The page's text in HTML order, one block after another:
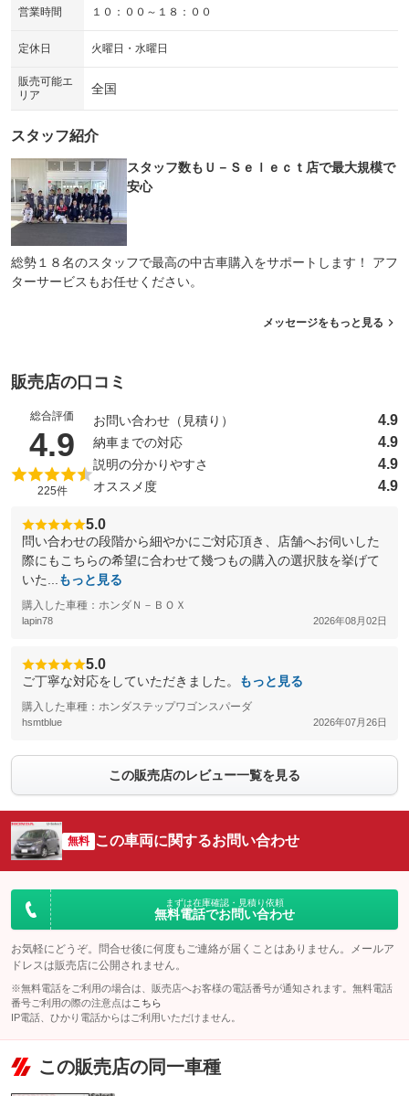
営業時間 １０：００～１８：００
定休日 火曜日・水曜日
販売可能エ
リア
全国
スタッフ紹介
スタッフ数もＵ－Ｓｅｌｅｃｔ店で最大規模で
安心
総勢１８名のスタッフで最高の中古車購入をサポートします！ アフ
ターサービスもお任せください。
メッセージをもっと見る
販売店の口コミ
総合評価
4.9 （5点満点中）
225件
お問い合わせ（見積り） 4.9
納車までの対応 4.9
説明の分かりやすさ 4.9
オススメ度 4.9
5.0
問い合わせの段階から細やかにご対応頂き、店舗へお伺いした
際にもこちらの希望に合わせて幾つもの購入の選択肢を挙げて
いた...
もっと見る
購入した車種：ホンダＮ－ＢＯＸ
lapin78 2026年08月02日
5.0
ご丁寧な対応をしていただきました。 もっと見る
購入した車種：ホンダステップワゴンスパーダ
hsmtblue 2026年07月26日
この販売店のレビュー一覧を見る
無料 この車両に関するお問い合わせ
まずは在庫確認・見積り依頼
無料電話でお問い合わせ
お気軽にどうぞ。問合せ後に何度もご連絡が届くことはありません。メールア
ドレスは販売店に公開されません。
※無料電話をご利用の場合は、販売店へお客様の電話番号が通知されます。無料電話
番号ご利用の際の注意点は こちら
IP電話、ひかり電話からはご利用いただけません。
この販売店の同一車種